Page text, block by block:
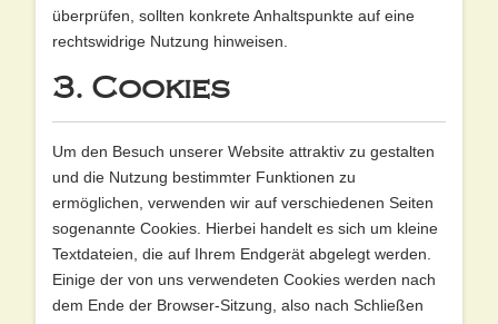
überprüfen, sollten konkrete Anhaltspunkte auf eine
rechtswidrige Nutzung hinweisen.
3. Cookies
Um den Besuch unserer Website attraktiv zu gestalten
und die Nutzung bestimmter Funktionen zu
ermöglichen, verwenden wir auf verschiedenen Seiten
sogenannte Cookies. Hierbei handelt es sich um kleine
Textdateien, die auf Ihrem Endgerät abgelegt werden.
Einige der von uns verwendeten Cookies werden nach
dem Ende der Browser-Sitzung, also nach Schließen